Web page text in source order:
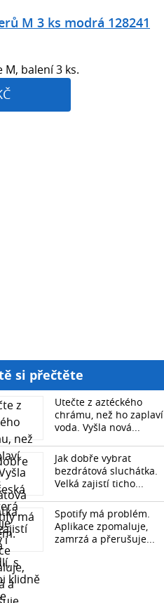
M 3 ks modrá 128241
balení 3 ks.
si přečtěte
Utečte z aztéckého
chrámu, než ho zaplaví
voda. Vyšla nová...
Jak dobře vybrat
bezdrátová sluchátka.
Velká zajistí ticho...
Spotify má problém.
Aplikace zpomaluje,
zamrzá a přerušuje...